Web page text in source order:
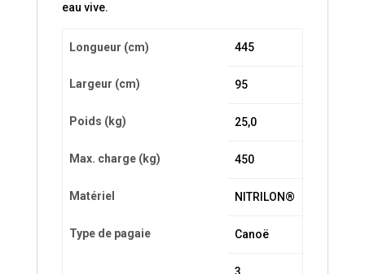
eau vive.
Longueur (cm) 445
Largeur (cm) 95
Poids (kg) 25,0
Max. charge (kg) 450
Matériel NITRILON®
Type de pagaie Canoë